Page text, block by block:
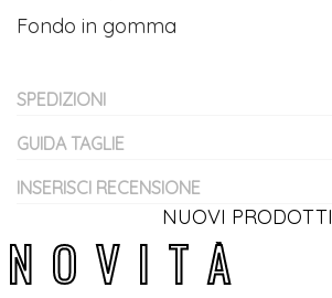
Fondo in gomma
SPEDIZIONI
GUIDA TAGLIE
INSERISCI RECENSIONE
NUOVI PRODOTTI
N OV ITÀ